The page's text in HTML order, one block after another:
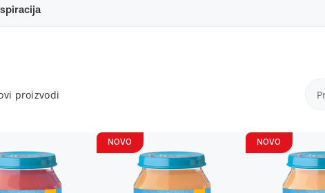
proizvodi
NOVO NOVO